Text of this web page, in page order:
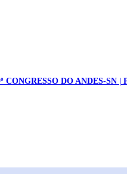
CONGRESSO DO ANDES-SN